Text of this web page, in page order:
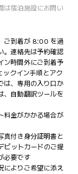
は宿泊施設にお問い
ご到着が 8:00 を過
。連絡先は予約確認
ン時間外にご到着予
クイン手順とアク
は、専用の入り口か
、自動翻訳ツールを
料金がかかる場合が
真付き身分証明書と
ビットカードのご提
必要です
によりご希望に添え